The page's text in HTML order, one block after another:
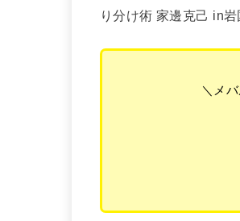
り分け術 家邊克己 in
＼メ